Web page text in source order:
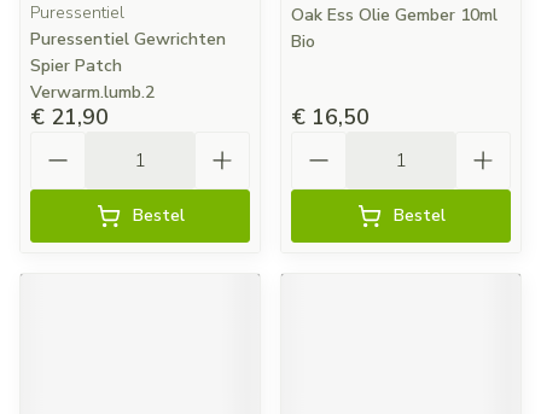
Puressentiel
Puressentiel Gewrichten
Spier Patch
Verwarm.lumb.2
€ 21,90
Bestel
Oak Ess Olie Gember 10ml
Bio
€ 16,50
Bestel